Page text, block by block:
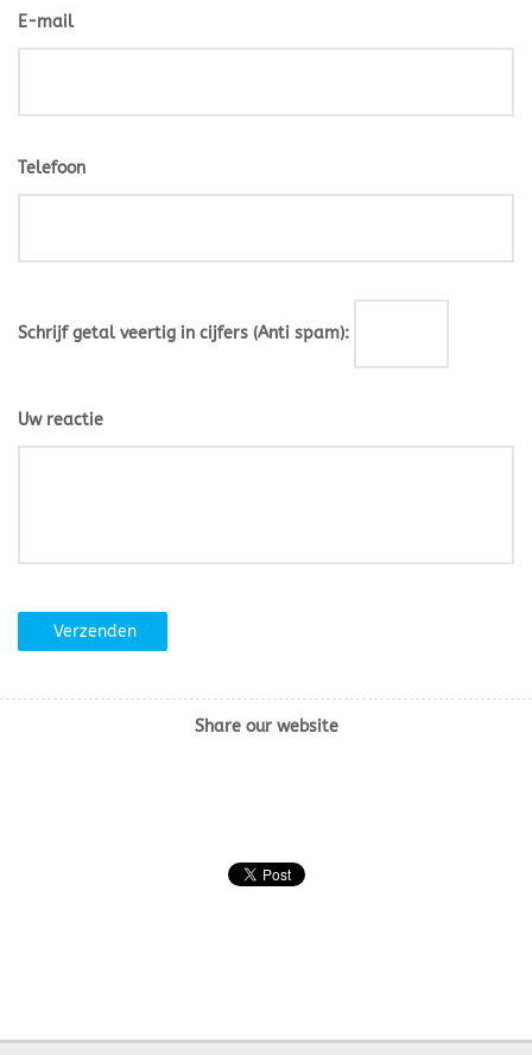
E-mail
Telefoon
Schrijf getal veertig in cijfers (Anti spam):
Uw reactie
Verzenden
Share our website